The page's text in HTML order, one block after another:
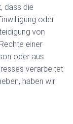
dass die
oder
von
einer
oder aus
verarbeitet
haben wir